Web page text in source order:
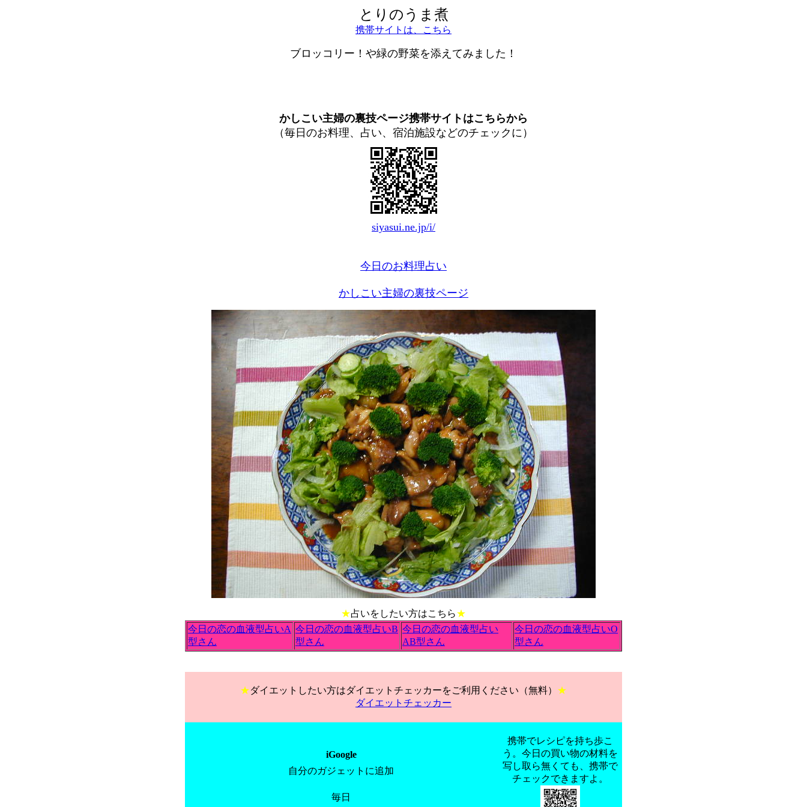
とりのうま煮
携帯サイトは、こちら
ブロッコリー！や緑の野菜を添えてみました！
かしこい主婦の裏技ページ携帯サイトはこちらから
（毎日のお料理、占い、宿泊施設などのチェックに）
siyasui.ne.jp/i/
今日のお料理占い
かしこい主婦の裏技ページ
★占いをしたい方はこちら★
今日の恋の血液型占いA
型さん
今日の恋の血液型占いB
型さん
今日の恋の血液型占い
AB型さん
今日の恋の血液型占いO
型さん
★ダイエットしたい方はダイエットチェッカーをご利用ください（無料） ★
ダイエットチェッカー
iGoogle
自分のガジェットに追加
毎日
携帯でレシピを持ち歩こ
う。今日の買い物の材料を
写し取ら無くても、携帯で
チェックできますよ。